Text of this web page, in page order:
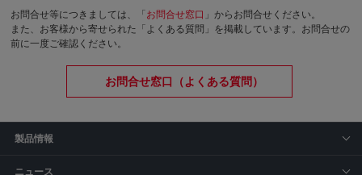
お問合せ等につきましては、「 お問合せ窓口 」からお問合せください。
また、お客様から寄せられた「よくある質問」を掲載しています。お問合せの
前に一度ご確認ください。
お問合せ窓口（よくある質問）
製品情報
ニュース